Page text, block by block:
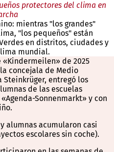
protectores del clima en
mientras "los grandes"
"los pequeños" están
en distritos, ciudades y
mundial.
de 2025
concejala de Medio
Steinkrüger, entregó los
de las escuelas
Sonnenmarkt» y con
alumnas acumularon casi
escolares sin coche).